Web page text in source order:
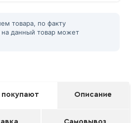
товара, по факту
на данный товар может
Описание